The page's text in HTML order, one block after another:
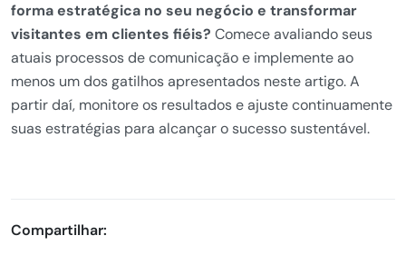
forma estratégica no seu negócio e transformar
visitantes em clientes fiéis? Comece avaliando seus
atuais processos de comunicação e implemente ao
menos um dos gatilhos apresentados neste artigo. A
partir daí, monitore os resultados e ajuste continuamente
suas estratégias para alcançar o sucesso sustentável.
Compartilhar: